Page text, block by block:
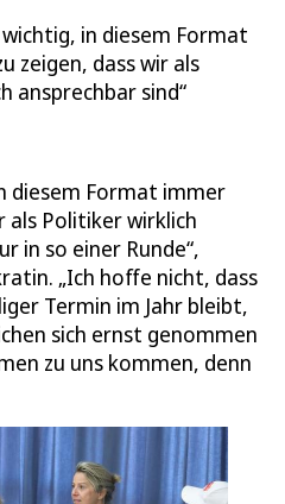
in diesem Format
zeigen, dass wir als
ansprechbar sind
diesem Format immer
als Politiker wirklich
in so einer Runde“,
„Ich hoffe nicht, dass
Termin im Jahr bleibt,
sich ernst genommen
zu uns kommen, denn